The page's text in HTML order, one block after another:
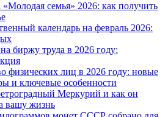
семья» 2026: как получить
календарь на февраль 2026:
биржу труда в 2026 году:
физических лиц в 2026 году: новые
и ключевые особенности
Меркурий и как он
вашу жизнь